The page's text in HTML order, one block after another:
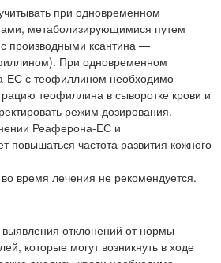
при одновременном
метаболизирующимися путем
производными ксантина —
При одновременном
ЕС с теофиллином необходимо
теофиллина в сыворотке крови и
режим дозирования.
Реаферона-ЕС и
повышаться частота развития кожного
время лечения не рекомендуется.
отклонений от нормы
которые могут возникнуть в ходе